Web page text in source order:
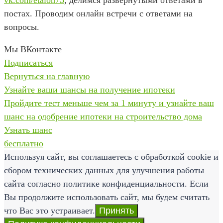
постах. Проводим онлайн встречи с ответами на
вопросы.
Мы ВКонтакте
Подписаться
Вернуться на главную
Узнайте ваши шансы на получение ипотеки
Пройдите тест меньше чем за 1 минуту и узнайте ваш
шанс на одобрение ипотеки на строительство дома
Узнать шанс
бесплатно
Используя сайт, вы соглашаетесь с обработкой cookie и
сбором технических данных для улучшения работы
сайта согласно политике конфиденциальности. Если
Вы продолжите использовать сайт, мы будем считать
что Вас это устраивает. Принять